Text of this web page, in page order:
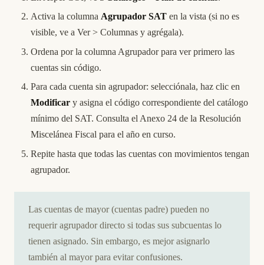
Activa la columna Agrupador SAT en la vista (si no es
visible, ve a Ver > Columnas y agrégala).
Ordena por la columna Agrupador para ver primero las
cuentas sin código.
Para cada cuenta sin agrupador: selecciónala, haz clic en
Modificar y asigna el código correspondiente del catálogo
mínimo del SAT. Consulta el Anexo 24 de la Resolución
Miscelánea Fiscal para el año en curso.
Repite hasta que todas las cuentas con movimientos tengan
agrupador.
Las cuentas de mayor (cuentas padre) pueden no
requerir agrupador directo si todas sus subcuentas lo
tienen asignado. Sin embargo, es mejor asignarlo
también al mayor para evitar confusiones.